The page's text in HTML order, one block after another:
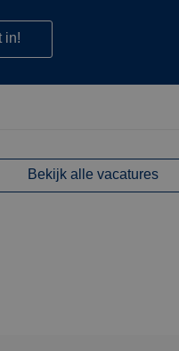
in!
Bekijk alle vacatures